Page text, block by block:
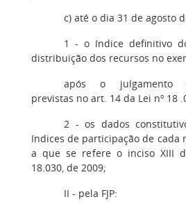
c) até o dia 31 de agosto
1 - o índice definitivo
distribuição dos recursos no
após o julgamento
previstas no art. 14 da Lei nº 18
2 - os dados
índices de participação de
a que se refere o inciso XIII
18.030, de 2009;
II - pela FJP: